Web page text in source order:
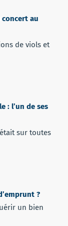
concert au
de viols et
: l’un de ses
sur toutes
?
un bien